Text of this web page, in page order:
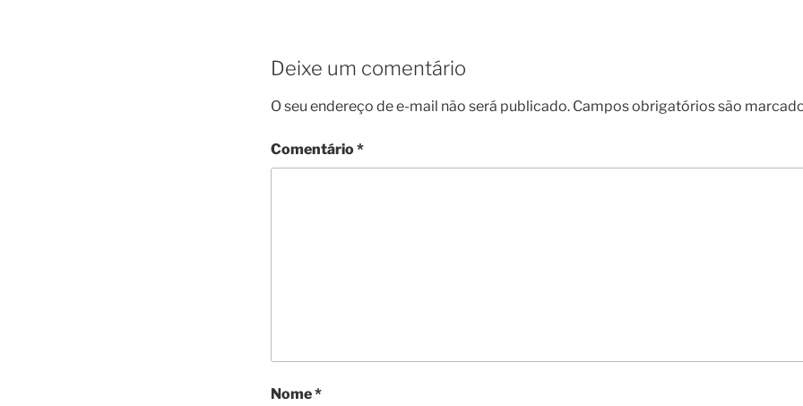
Deixe um comentário
O seu endereço de e-mail não será publicado. Campos obrigatórios são
Comentário*
Nome*